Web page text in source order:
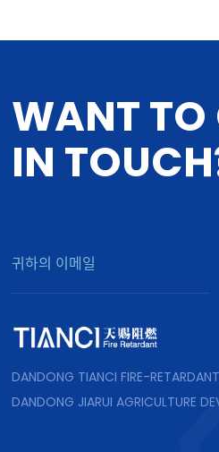
WANTTO
IN TOUCH
DANDONG TIANCI FIRE-
DANDONG JIARUI AGRICULTURE